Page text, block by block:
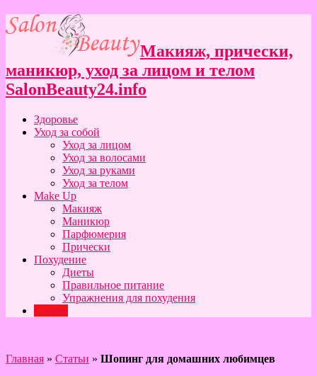
Макияж, прически,
маникюр, уход за лицом и телом
SalonBeauty24.info
Здоровье
Уход за собой
Уход за лицом
Уход за волосами
Уход за руками
Уход за телом
Make Up
Макияж
Маникюр
Парфюмерия
Прически
Похудение
Диеты
Правильное питание
Упражнения для похудения
Статьи
Главная » Статьи » Шопинг для домашних любимцев